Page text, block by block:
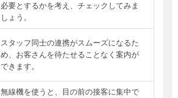
必要とするかを考え、チェックしてみま
しょう。
スタッフ同士の連携がスムーズになるた
め、お客さんを待たせることなく案内が
できます。
無線機を使うと、目の前の接客に集中で